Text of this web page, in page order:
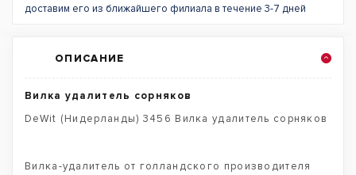
доставим его из ближайшего филиала в течение 3-7 дней
ОПИСАНИЕ
Вилка удалитель сорняков
DeWit (Нидерланды) 3456 Вилка удалитель сорняков
Вилка-удалитель от голландского производителя